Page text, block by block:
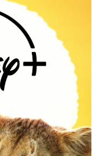
Fransis
Ford
Coppola